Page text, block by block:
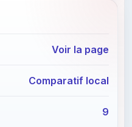
Voir la page
Comparatif local
9